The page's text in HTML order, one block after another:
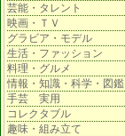
芸能・タレント
映画・ＴＶ
グラビア・モデル
生活・ファッション
料理・グルメ
情報・知識・科学・図鑑
手芸 実用
コレクタブル
趣味・組み立て